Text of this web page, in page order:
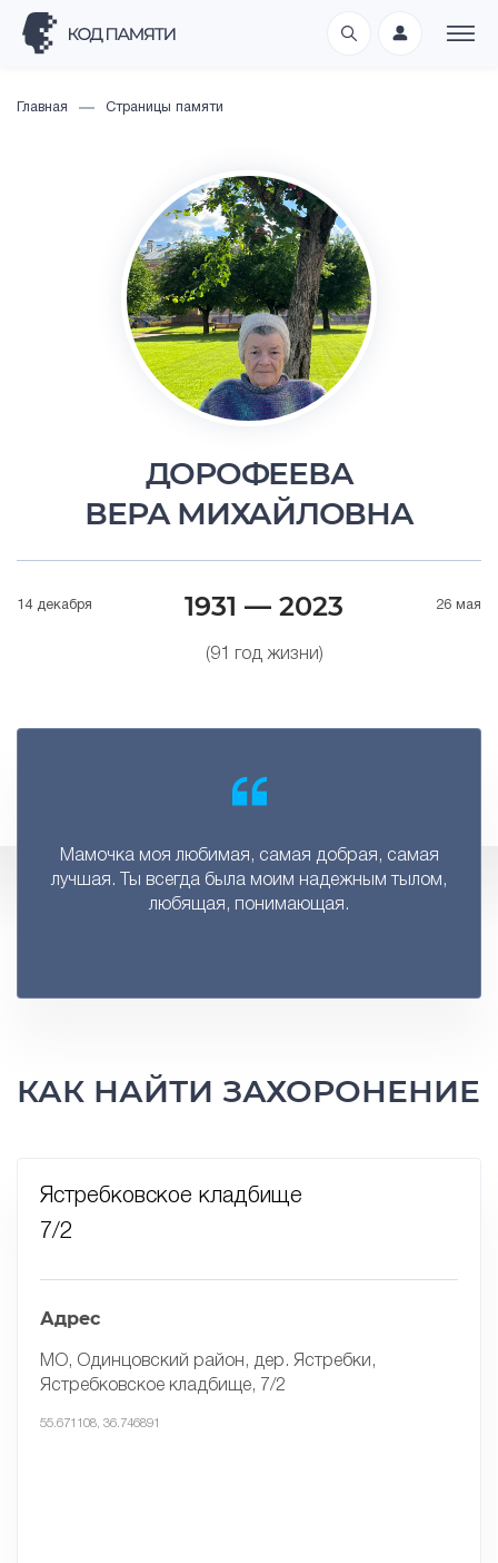
Главная Страницы памяти
ДОРОФЕЕВА
ВЕРА МИХАЙЛОВНА
14 декабря 1931 — 2023
(91 год жизни)
26 мая
Мамочка моя любимая, самая добрая, самая
лучшая. Ты всегда была моим надежным тылом,
любящая, понимающая.
КАК НАЙТИ ЗАХОРОНЕНИЕ
Ястребковское кладбище
7/2
Адрес
МО, Одинцовский район, дер. Ястребки,
Ястребковское кладбище, 7/2
55.671108, 36.746891